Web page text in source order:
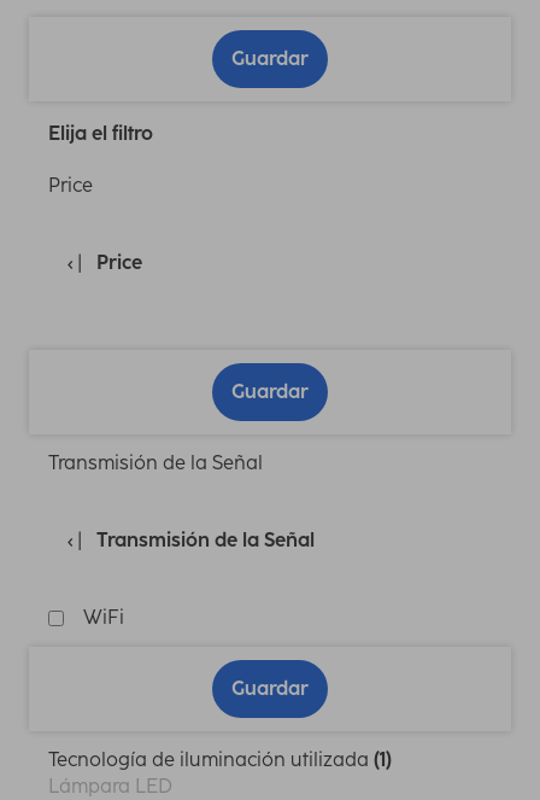
Guardar
Elija el filtro
Price
Price
Guardar
Transmisión de la Señal
Transmisión de la Señal
WiFi
Guardar
Tecnología de iluminación utilizada (1)
Lámpara LED